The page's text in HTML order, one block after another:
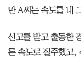
만 A씨는 속도를 내
신고를 받고 출동한
른 속도로 질주했고,